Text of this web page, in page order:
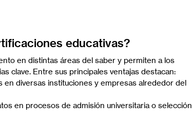
educativas?
en distintas áreas del saber y permiten a los
clave. Entre sus principales ventajas destacan:
en diversas instituciones y empresas alrededor del
en procesos de admisión universitaria o selección